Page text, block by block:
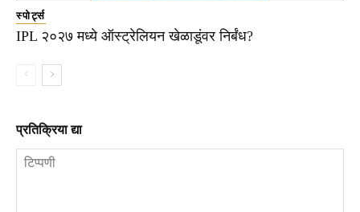
स्पोर्ट्स
IPL २०२७ मध्ये ऑस्ट्रेलियन खेळाडूंवर निर्बंध?
प्रतिक्रिया द्या